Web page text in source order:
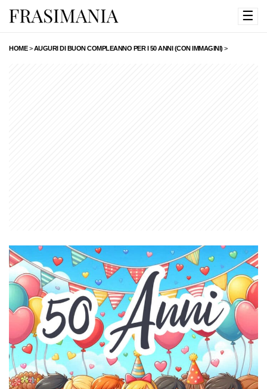
☰
HOME>AUGURI DI BUON COMPLEANNO PER I 50 ANNI (CON IMMAGINI) >